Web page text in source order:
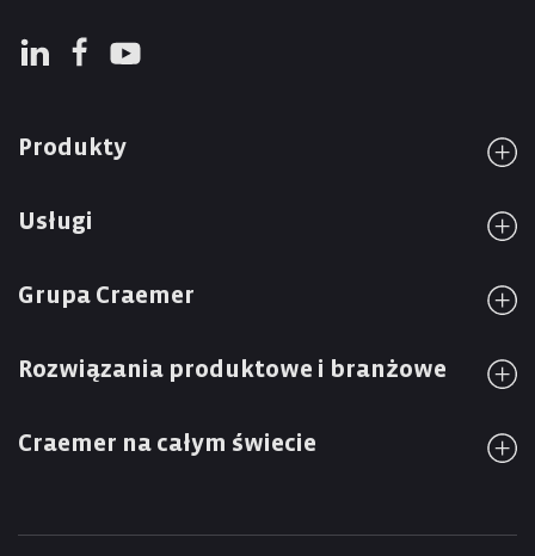
Produkty
Usługi
Grupa Craemer
Rozwiązania produktowe i branżowe
Craemer na całym świecie